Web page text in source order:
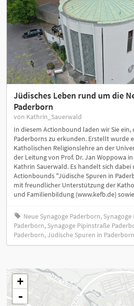
Jüdisches Leben rund um die
Paderborn
von Kathrin_Sauerwald
In diesem Actionbound laden wir Sie ein,
Paderborns zu erkunden. Erstellt wurde
Katholischen Religionslehre an der
der Leitung von Prof. Dr. Jan Woppowa
Kathrin Sauerwald. Es handelt sich
Actionbounds "Jüdische Spuren in
mit freundlicher Unterstützung der
und Familienbildung (www.kefb.de)
Neue Synagoge Paderborn,
Paderborn, Synagoge Pipinstraße
Paderborn, Jüdische Spuren in Paderborn
+
-